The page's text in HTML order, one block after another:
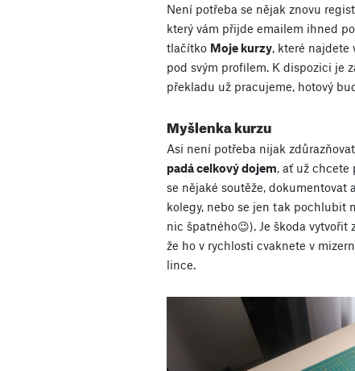
Není potřeba se nějak znovu
který vám přijde emailem ihned
tlačítko Moje kurzy, které najdete
pod svým profilem. K dispozici je
překladu už pracujeme, hotový
Myšlenka kurzu
Asi není potřeba nijak
padá celkový dojem, ať už chcete
se nějaké soutěže, dokumentovat
kolegy, nebo se jen tak pochlubit
nic špatného😉). Je škoda
že ho v rychlosti cvaknete v
lince.